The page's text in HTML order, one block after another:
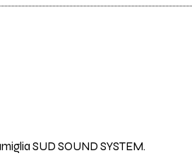
SUD SOUND SYSTEM.